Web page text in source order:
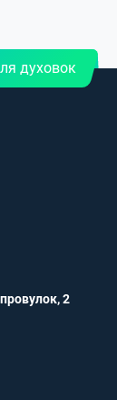
духовок
2